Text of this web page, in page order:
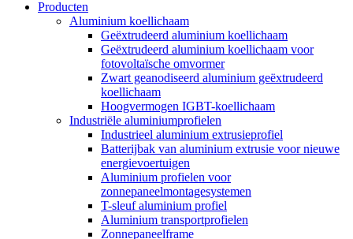
Producten
Aluminium koellichaam
Geëxtrudeerd aluminium koellichaam
Geëxtrudeerd aluminium koellichaam voor
fotovoltaïsche omvormer
Zwart geanodiseerd aluminium geëxtrudeerd
koellichaam
Hoogvermogen IGBT-koellichaam
Industriële aluminiumprofielen
Industrieel aluminium extrusieprofiel
Batterijbak van aluminium extrusie voor nieuwe
energievoertuigen
Aluminium profielen voor
zonnepaneelmontagesystemen
T-sleuf aluminium profiel
Aluminium transportprofielen
Zonnepaneelframe